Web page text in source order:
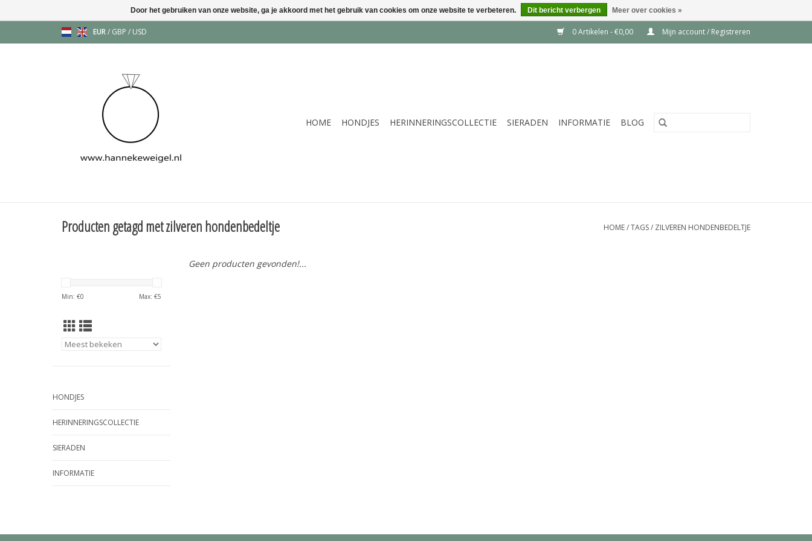
EUR/ GBP / USD 0 Artikelen - €0,00 Mijn account / Registreren
HOME HONDJES HERINNERINGSCOLLECTIE SIERADEN INFORMATIE BLOG
Producten getagd met zilveren hondenbedeltje HOME/TAGS/ ZILVEREN HONDENBEDELTJE
Min: €0 Max: €5
HONDJES
HERINNERINGSCOLLECTIE
SIERADEN
INFORMATIE
Geen producten gevonden!...
Door het gebruiken van onze website, ga je akkoord met het gebruik van cookies om onze website te verbeteren. Dit bericht verbergen Meer over cookies »